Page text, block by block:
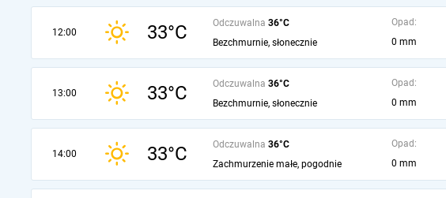
12:00 33°C Odczuwalna 36°C
Bezchmurnie, słonecznie
Opad:
0 mm
13:00 33°C Odczuwalna 36°C
Bezchmurnie, słonecznie
Opad:
0 mm
14:00 33°C Odczuwalna 36°C
Zachmurzenie małe, pogodnie
Opad:
0 mm